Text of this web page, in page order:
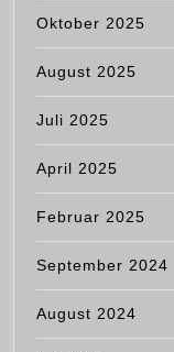
Oktober 2025
August 2025
Juli 2025
April 2025
Februar 2025
September 2024
August 2024